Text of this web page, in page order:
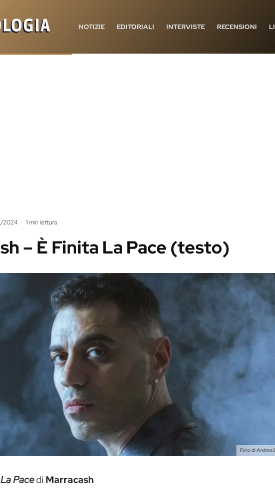
NOTIZIE EDITORIALI INTERVISTE RECENSIONI
2024 · 1 min lettura
– È Finita La Pace (testo)
Foto di Andrea
Pacedi Marracash